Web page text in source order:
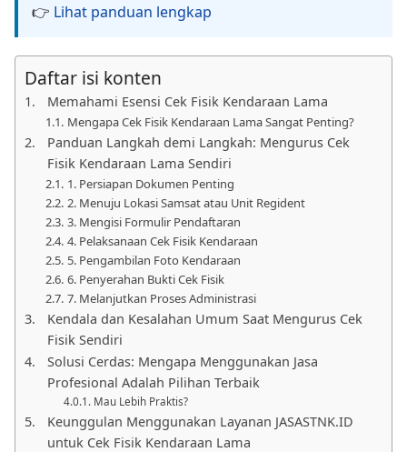
👉 Lihat panduan lengkap
Daftar isi konten
Memahami Esensi Cek Fisik Kendaraan Lama
Mengapa Cek Fisik Kendaraan Lama Sangat Penting?
Panduan Langkah demi Langkah: Mengurus Cek
Fisik Kendaraan Lama Sendiri
1. Persiapan Dokumen Penting
2. Menuju Lokasi Samsat atau Unit Regident
3. Mengisi Formulir Pendaftaran
4. Pelaksanaan Cek Fisik Kendaraan
5. Pengambilan Foto Kendaraan
6. Penyerahan Bukti Cek Fisik
7. Melanjutkan Proses Administrasi
Kendala dan Kesalahan Umum Saat Mengurus Cek
Fisik Sendiri
Solusi Cerdas: Mengapa Menggunakan Jasa
Profesional Adalah Pilihan Terbaik
Mau Lebih Praktis?
Keunggulan Menggunakan Layanan JASASTNK.ID
untuk Cek Fisik Kendaraan Lama